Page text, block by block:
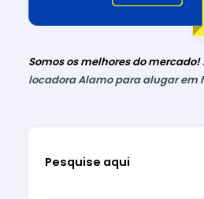
Somos os melhores do mercado!
locadora Alamo para alugar em
Pesquise aqui